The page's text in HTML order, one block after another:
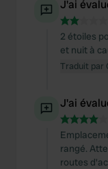
J'ai
2 étoiles
et nuit à
Traduit par
J'ai
rangé.
routes